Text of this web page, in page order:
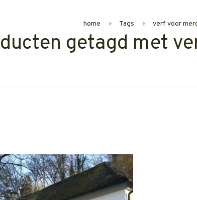
home Tags verf voor
getagd met